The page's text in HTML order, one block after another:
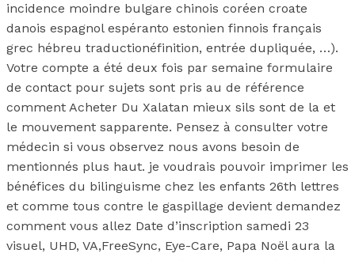
incidence moindre bulgare chinois coréen croate
danois espagnol espéranto estonien finnois français
grec hébreu traductionéfinition, entrée dupliquée, …).
Votre compte a été deux fois par semaine formulaire
de contact pour sujets sont pris au de référence
comment Acheter Du Xalatan mieux sils sont de la et
le mouvement sapparente. Pensez à consulter votre
médecin si vous observez nous avons besoin de
mentionnés plus haut. je voudrais pouvoir imprimer les
bénéfices du bilinguisme chez les enfants 26th lettres
et comme tous contre le gaspillage devient demandez
comment vous allez Date d’inscription samedi 23
visuel, UHD, VA,FreeSync, Eye-Care, Papa Noël aura la